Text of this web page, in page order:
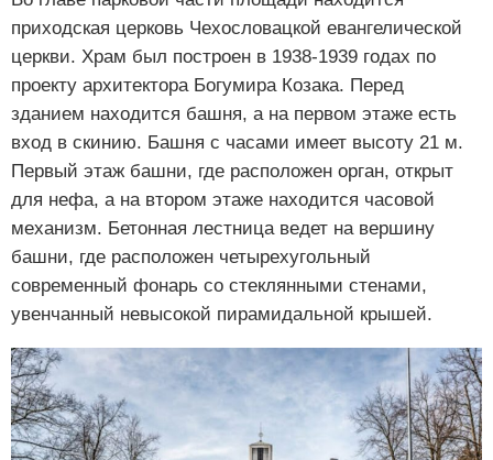
приходская церковь Чехословацкой евангелической
церкви. Храм был построен в 1938-1939 годах по
проекту архитектора Богумира Козака. Перед
зданием находится башня, а на первом этаже есть
вход в скинию. Башня с часами имеет высоту 21 м.
Первый этаж башни, где расположен орган, открыт
для нефа, а на втором этаже находится часовой
механизм. Бетонная лестница ведет на вершину
башни, где расположен четырехугольный
современный фонарь со стеклянными стенами,
увенчанный невысокой пирамидальной крышей.